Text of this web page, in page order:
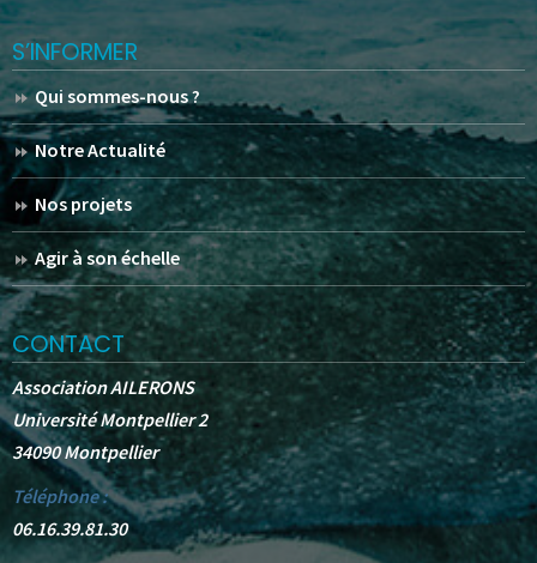
S’INFORMER
Qui sommes-nous ?
Notre Actualité
Nos projets
Agir à son échelle
CONTACT
Association AILERONS
Université Montpellier 2
34090 Montpellier
Téléphone :
06.16.39.81.30